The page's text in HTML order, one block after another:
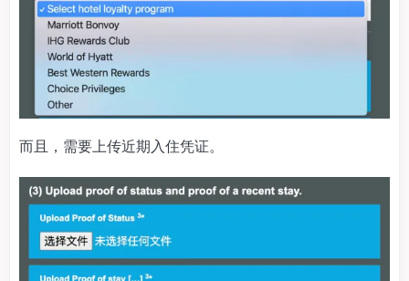
而且，需要上传近期入住凭证。